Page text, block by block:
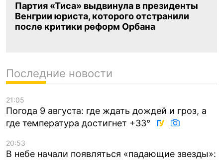
Партия «Тиса» выдвинула в президенты
Венгрии юриста, которого отстранили
после критики реформ Орбана
Последние новости
21:05
Погода 9 августа: где ждать дождей и гроз, а
где температура достигнет +33°
20:53
В небе начали появляться «падающие звезды»: